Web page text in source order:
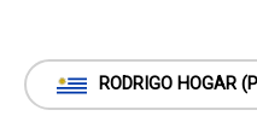
RODRIGO HOGAR